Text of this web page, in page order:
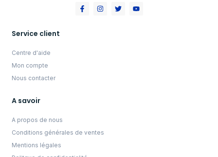
Service client
Centre d'aide
Mon compte
Nous contacter
A savoir
A propos de nous
Conditions générales de ventes
Mentions légales